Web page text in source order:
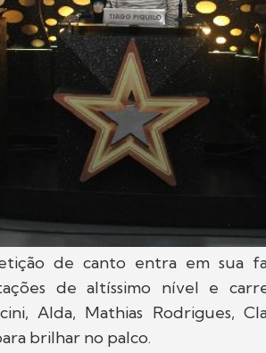
de canto entra em sua
de altíssimo nível e
Alda, Mathias Rodrigues,
brilhar no palco.